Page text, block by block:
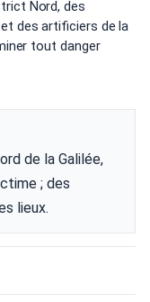
Nord, des
des artificiers de la
tout danger
de la Galilée,
; des
lieux.